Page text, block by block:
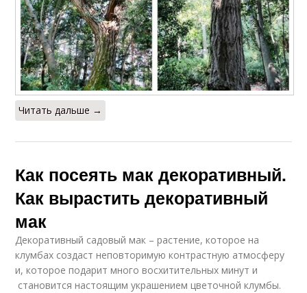
Читать дальше →
Как посеять мак декоративный.
Как вырастить декоративный
мак
Декоративный садовый мак – растение, которое на
клумбах создаст неповторимую контрастную атмосферу
и, которое подарит много восхитительных минут и
становится настоящим украшением цветочной клумбы.